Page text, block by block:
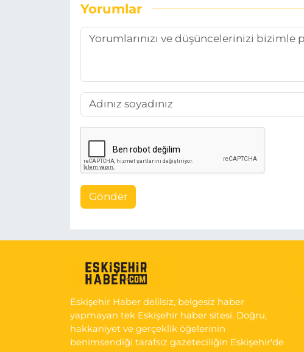
Yorumlar
Gönder
Eskişehir Haber delilsiz, belgesiz haber
yapmayan tek Eskişehir haber sitesi. Doğru,
hakkaniyet ve gerçeklik öğelerinin
benimsendiği tarafsız gazeteciliğin Eskişehir'de